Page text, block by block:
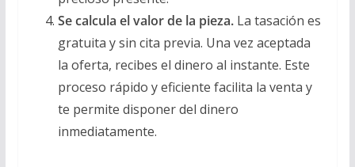
Se calcula el valor de la pieza.La tasación es
gratuita y sin cita previa. Una vez aceptada
la oferta, recibes el dinero al instante. Este
proceso rápido y eficiente facilita la venta y
te permite disponer del dinero
inmediatamente.